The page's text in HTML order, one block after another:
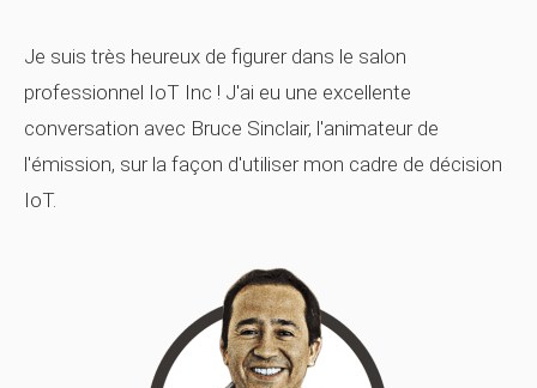
Je suis très heureux de figurer dans le salon
professionnel IoT Inc ! J'ai eu une excellente
conversation avec Bruce Sinclair, l'animateur de
l'émission, sur la façon d'utiliser mon cadre de décision
IoT.